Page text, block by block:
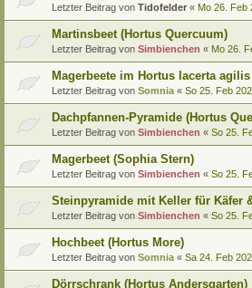
Letzter Beitrag von Tidofelder « Mo 26. Feb
Martinsbeet (Hortus Quercuum)
Letzter Beitrag von Simbienchen « Mo 26.
Magerbeete im Hortus lacerta agilis
Letzter Beitrag von Somnia « So 25. Feb
Dachpfannen-Pyramide (Hortus
Letzter Beitrag von Simbienchen « So 25.
Magerbeet (Sophia Stern)
Letzter Beitrag von Simbienchen « So 25.
Steinpyramide mit Keller für Käfer
Letzter Beitrag von Simbienchen « So 25.
Hochbeet (Hortus More)
Letzter Beitrag von Somnia « Sa 24. Feb
Dörrschrank (Hortus Andersgarten)